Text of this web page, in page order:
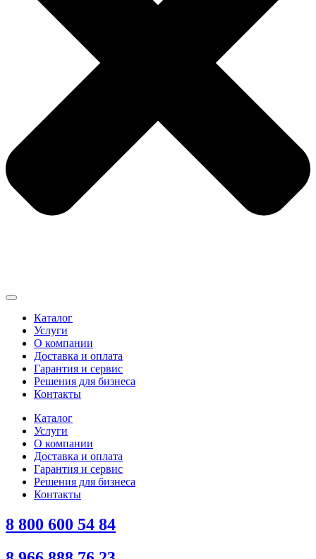
Каталог
Услуги
О компании
Доставка и оплата
Гарантия и сервис
Решения для бизнеса
Контакты
Каталог
Услуги
О компании
Доставка и оплата
Гарантия и сервис
Решения для бизнеса
Контакты
8 800 600 54 84